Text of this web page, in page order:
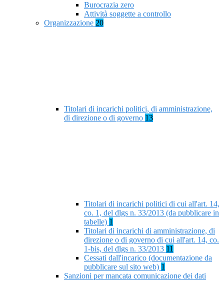
Burocrazia zero
Attività soggette a controllo
Organizzazione 20
Titolari di incarichi politici, di amministrazione,
di direzione o di governo 13
Titolari di incarichi politici di cui all'art. 14,
co. 1, del dlgs n. 33/2013 (da pubblicare in
tabelle) 1
Titolari di incarichi di amministrazione, di
direzione o di governo di cui all'art. 14, co.
1-bis, del dlgs n. 33/2013 11
Cessati dall'incarico (documentazione da
pubblicare sul sito web) 1
Sanzioni per mancata comunicazione dei dati